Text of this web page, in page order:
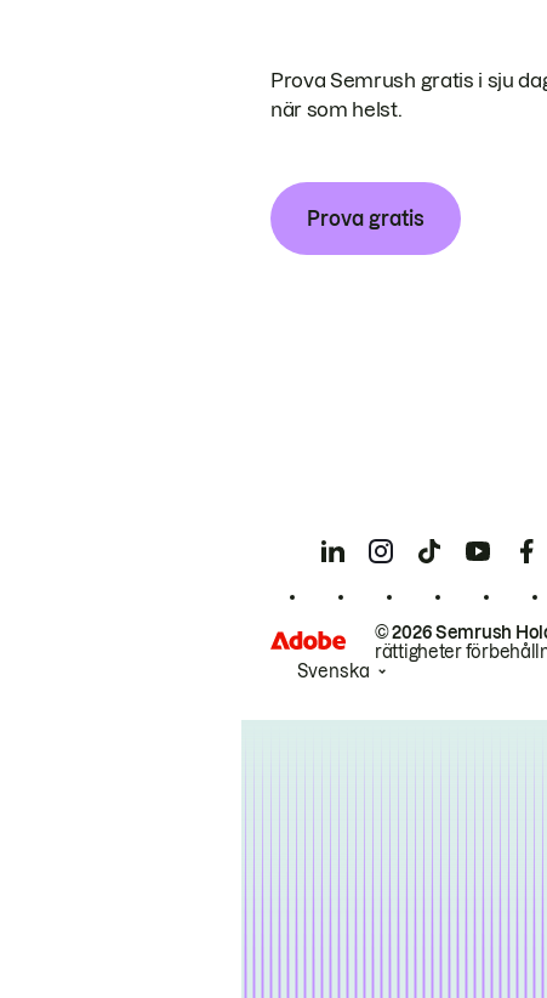
Prova Semrush gratis i sju
när som helst.
Prova gratis
© 2026 Semrush
rättigheter
Svenska